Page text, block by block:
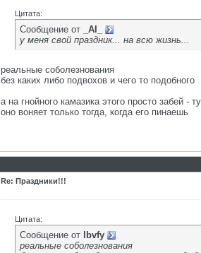
Цитата:
Сообщение от
_AI_
у меня свой праздник... на всю жизнь...
реальные соболезнования
без каких либо подвохов и чего то подобного
а на гнойного камазика этого просто забей -
оно воняет только тогда, когда его пинаешь
Re: Праздники!!!
Цитата:
Сообщение от
lbvfy
реальные соболезнования